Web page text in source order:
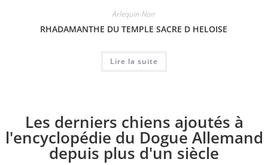
Arlequin-Noir
RHADAMANTHE DU TEMPLE SACRE D HELOISE
Lire la suite
Les derniers chiens ajoutés à
l'encyclopédie du Dogue Allemand
depuis plus d'un siècle